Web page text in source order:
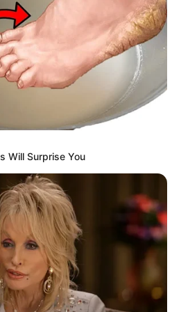
preferem fazer as
em casa,
com ótimas ideias.
todas têm algo em comum:
fazer, do jeito que a gente
Will Surprise You